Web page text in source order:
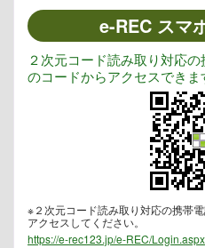
e-REC スマ
２次元コード読み取り対応
のコードからアクセスできま
※２次元コード読み取り対応の携帯
アクセスしてください。
https://e-rec123.jp/e-REC/Login.aspx